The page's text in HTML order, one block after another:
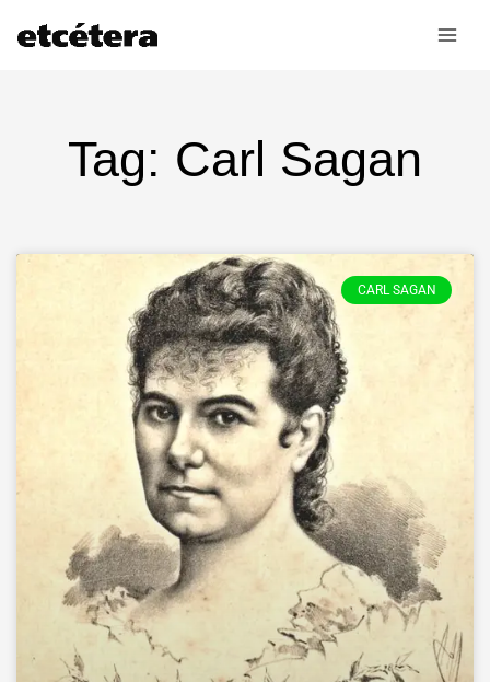
Tag: Carl Sagan
CARL SAGAN